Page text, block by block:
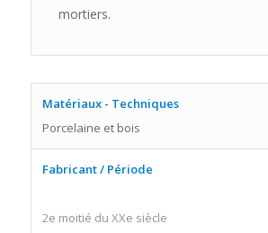
mortiers.
Matériaux - Techniques
Porcelaine et bois
Fabricant / Période
2e moitié du XXe siècle